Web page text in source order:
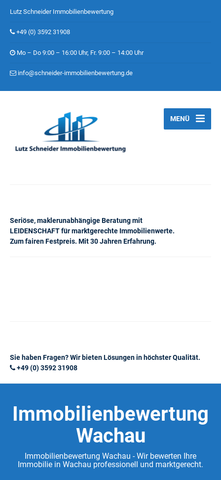
Lutz Schneider Immobilienbewertung
+49 (0) 3592 31908
Mo – Do 9:00 – 16:00 Uhr, Fr. 9:00 – 14:00 Uhr
info@schneider-immobilienbewertung.de
Seriöse, maklerunabhängige Beratung mit
LEIDENSCHAFT für marktgerechte Immobilienwerte.
Zum fairen Festpreis. Mit 30 Jahren Erfahrung.
MENÜ
Sie haben Fragen? Wir bieten Lösungen in höchster Qualität.
+49 (0) 3592 31908
Immobilienbewertung
Wachau
Immobilienbewertung Wachau - Wir bewerten Ihre
Immobilie in Wachau professionell und marktgerecht.